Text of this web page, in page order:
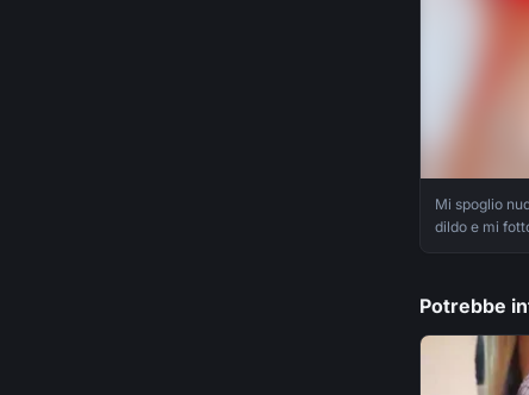
Mi spoglio
dildo e mi
Potrebbe